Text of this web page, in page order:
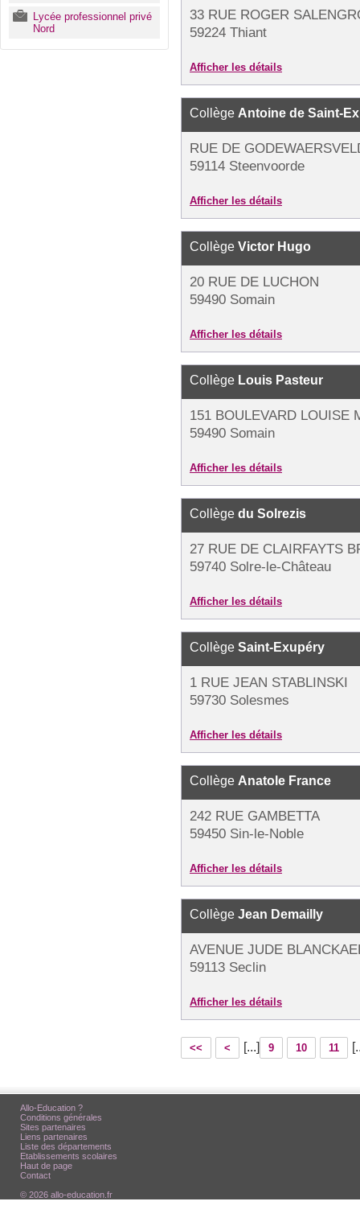
Lycée professionnel privé
Nord
33 RUE ROGER
59224 Thiant
Afficher les détails
Collège Antoine de Saint-
RUE DE
59114 Steenvoorde
Afficher les détails
Collège Victor Hugo
20 RUE DE LUCHON
59490 Somain
Afficher les détails
Collège Louis Pasteur
151 BOULEVARD LOUISE
59490 Somain
Afficher les détails
Collège du Solrezis
27 RUE DE CLAIRFAYTS
59740 Solre-le-Château
Afficher les détails
Collège Saint-Exupéry
1 RUE JEAN STABLINSKI
59730 Solesmes
Afficher les détails
Collège Anatole France
242 RUE GAMBETTA
59450 Sin-le-Noble
Afficher les détails
Collège Jean Demailly
AVENUE JUDE
59113 Seclin
Afficher les détails
<< < [...] 9 10 11
Allo-Education ?
Conditions générales
Sites partenaires
Liens partenaires
Liste des départements
Etablissements scolaires
Haut de page
Contact
© 2026 allo-education.fr